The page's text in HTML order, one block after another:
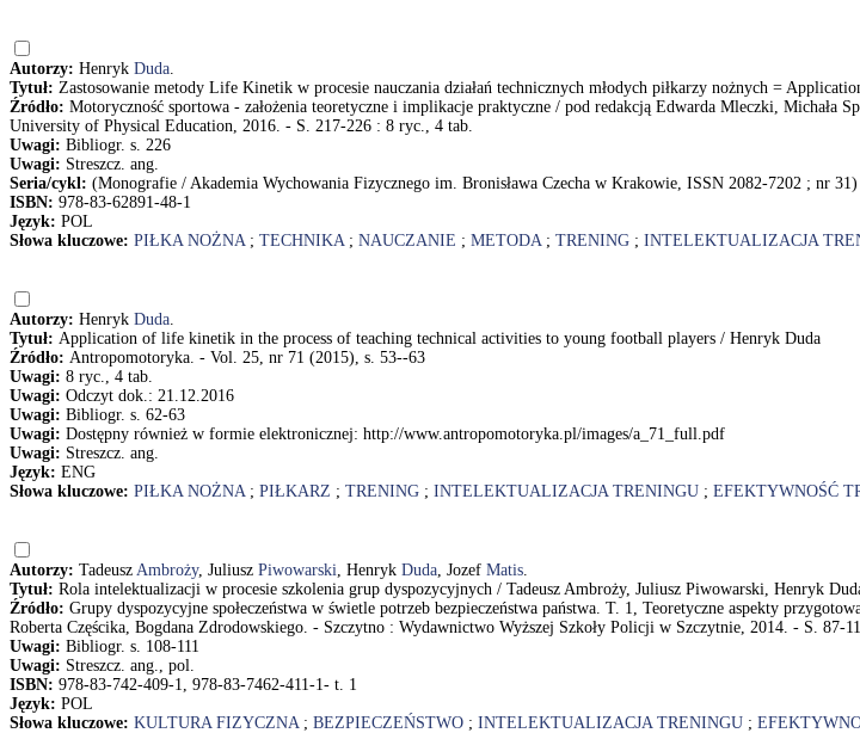
Autorzy: Henryk Duda.
Tytuł: Zastosowanie metody Life Kinetik w procesie nauczania działań technicznych młodych piłkarzy nożnych =
Źródło: Motoryczność sportowa - założenia teoretyczne i implikacje praktyczne / pod redakcją Edwarda Mleczki, Michała
University of Physical Education, 2016. - S. 217-226 : 8 ryc., 4 tab.
Uwagi: Bibliogr. s. 226
Uwagi: Streszcz. ang.
Seria/cykl: (Monografie / Akademia Wychowania Fizycznego im. Bronisława Czecha w Krakowie, ISSN 2082-7202 ; nr 31)
ISBN: 978-83-62891-48-1
Język: POL
Słowa kluczowe: PIŁKA NOŻNA; TECHNIKA; NAUCZANIE ; METODA; TRENING ; INTELEKTUALIZACJA
Autorzy: Henryk Duda.
Tytuł: Application of life kinetik in the process of teaching technical activities to young football players / Henryk Duda
Źródło: Antropomotoryka. - Vol. 25, nr 71 (2015), s. 53--63
Uwagi: 8 ryc., 4 tab.
Uwagi: Odczyt dok.: 21.12.2016
Uwagi: Bibliogr. s. 62-63
Uwagi: Dostępny również w formie elektronicznej: http://www.antropomotoryka.pl/images/a_71_full.pdf
Uwagi: Streszcz. ang.
Język: ENG
Słowa kluczowe: PIŁKA NOŻNA; PIŁKARZ ; TRENING ; INTELEKTUALIZACJA TRENINGU ; EFEKTYWNOŚĆ
Autorzy: Tadeusz Ambroży, Juliusz Piwowarski, Henryk Duda, Jozef Matis.
Tytuł: Rola intelektualizacji w procesie szkolenia grup dyspozycyjnych / Tadeusz Ambroży, Juliusz Piwowarski, Henryk
Źródło: Grupy dyspozycyjne społeczeństwa w świetle potrzeb bezpieczeństwa państwa. T. 1, Teoretyczne aspekty
Roberta Częścika, Bogdana Zdrodowskiego. - Szczytno : Wydawnictwo Wyższej Szkoły Policji w Szczytnie, 2014. - S. 87-
Uwagi: Bibliogr. s. 108-111
Uwagi: Streszcz. ang., pol.
ISBN: 978-83-742-409-1, 978-83-7462-411-1- t. 1
Język: POL
Słowa kluczowe: KULTURA FIZYCZNA; BEZPIECZEŃSTWO ; INTELEKTUALIZACJA TRENINGU ;